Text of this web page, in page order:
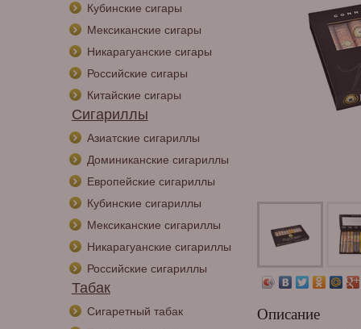
Кубинские сигары
Мексиканские сигары
Никарагуанские сигары
Российские сигары
Китайские сигары
Сигариллы
Азиатские сигариллы
Доминиканские сигариллы
Европейские сигариллы
Кубинские сигариллы
Мексиканские сигариллы
Никарагуанские сигариллы
Российские сигариллы
Табак
Сигаретный табак
Описание